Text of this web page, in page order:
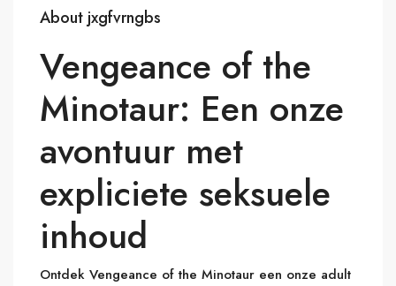
About jxgfvrngbs
Vengeance of the
Minotaur: Een onze
avontuur met
expliciete seksuele
inhoud
Ontdek Vengeance of the Minotaur een onze adult